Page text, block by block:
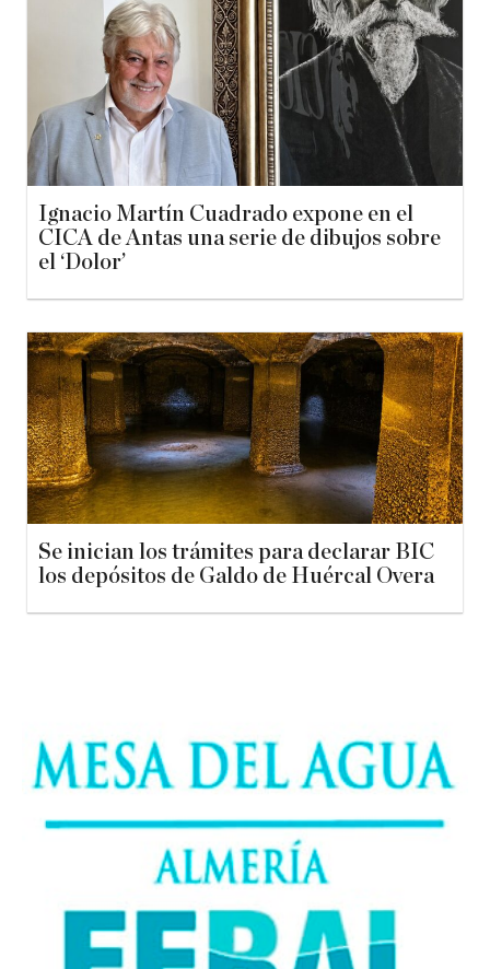
Ignacio Martín Cuadrado expone en el
CICA de Antas una serie de dibujos sobre
el ‘Dolor’
Se inician los trámites para declarar BIC
los depósitos de Galdo de Huércal Overa